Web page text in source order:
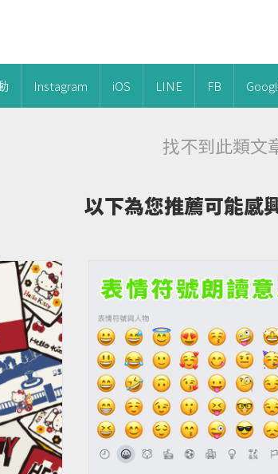
Instagram iOS LINE FB
找不到此類文
以下為您推薦可能感